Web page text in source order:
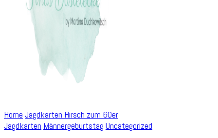
Home Jagdkarten Hirsch zum 60er
Jagdkarten Männergeburtstag Uncategorized